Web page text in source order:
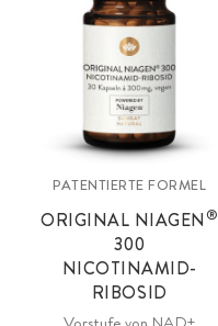
PATENTIERTE FORMEL
ORIGINAL NIAGEN ®
300
NICOTINAMID-
RIBOSID